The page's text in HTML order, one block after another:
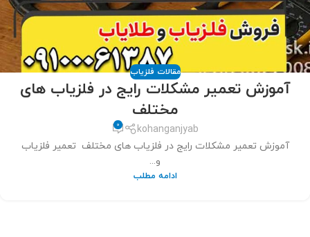
مقالات فلزیاب
آموزش تعمیر مشکلات رایج در فلزیاب های
مختلف
kohanganjyab
0
آموزش تعمیر مشکلات رایج در فلزیاب های مختلف تعمیر فلزیاب
و...
ادامه مطلب